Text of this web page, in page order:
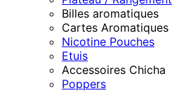
Billes aromatiques
Cartes Aromatiques
Nicotine Pouches
Etuis
Accessoires Chicha
Poppers